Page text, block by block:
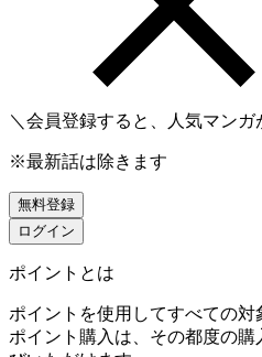
＼会員登録すると、人気マンガ
※最新話は除きます
無料登録
ログイン
ポイントとは
ポイントを使用してすべての対
ポイント購入は、その都度の